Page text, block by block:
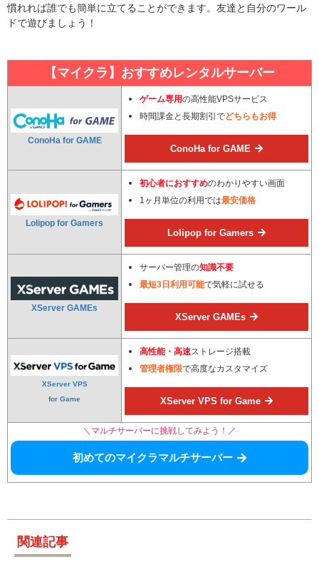
慣れれば誰でも簡単に立てることができます。友達と自分のワール
ドで遊びましょう！
【マイクラ】おすすめレンタルサーバー
ConoHa for GAME
ゲーム専用の高性能VPSサービス
時間課金と長期割引でどちらもお得
ConoHa for GAME
Lolipop for Gamers
初心者におすすめのわかりやすい画面
1ヶ月単位の利用では最安価格
Lolipop for Gamers
XServer GAMEs
サーバー管理の知識不要
最短3日利用可能で気軽に試せる
XServer GAMEs
XServer VPS
for Game
高性能・高速ストレージ搭載
管理者権限で高度なカスタマイズ
XServer VPS for Game
＼マルチサーバーに挑戦してみよう！／
初めてのマイクラマルチサーバー
関連記事